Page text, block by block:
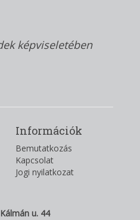
képviseletében
Információk
Bemutatkozás
Kapcsolat
Jogi nyilatkozat
u. 44